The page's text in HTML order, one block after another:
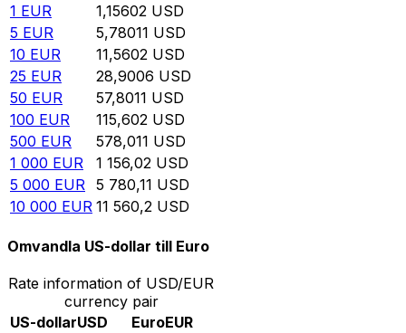
1 EUR 1,15602 USD
5 EUR 5,78011 USD
10 EUR 11,5602 USD
25 EUR 28,9006 USD
50 EUR 57,8011 USD
100 EUR 115,602 USD
500 EUR 578,011 USD
1 000 EUR 1 156,02 USD
5 000 EUR 5 780,11 USD
10 000 EUR 11 560,2 USD
Omvandla US-dollar till Euro
Rate information of USD/EUR
currency pair
US-dollarUSD EuroEUR